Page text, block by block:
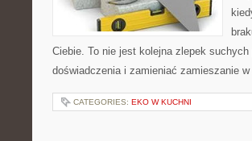
Ciebie. To nie jest kolejna zlepek
doświadczenia i zamieniać zamieszanie
CATEGORIES: EKO W KUCHNI